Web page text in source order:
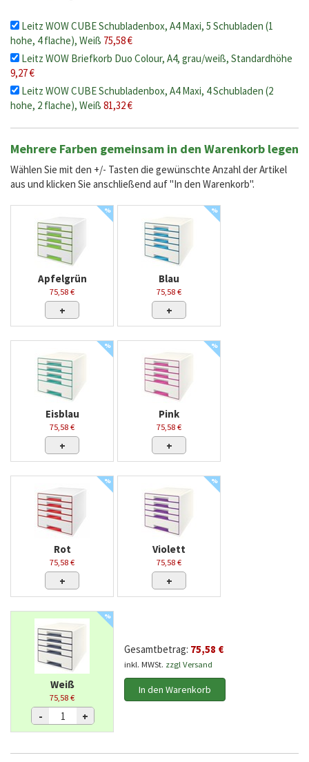
Leitz WOW CUBE Schubladenbox, A4 Maxi, 5 Schubladen (1
hohe, 4 flache), Weiß 75,58 €
Leitz WOW Briefkorb Duo Colour, A4, grau/weiß, Standardhöhe
9,27 €
Leitz WOW CUBE Schubladenbox, A4 Maxi, 4 Schubladen (2
hohe, 2 flache), Weiß 81,32 €
Mehrere Farben gemeinsam in den Warenkorb legen
Wählen Sie mit den +/- Tasten die gewünschte Anzahl der Artikel
aus und klicken Sie anschließend auf "In den Warenkorb".
%
Apfelgrün
75,58 €
+
%
Blau
75,58 €
+
%
Eisblau
75,58 €
+
%
Pink
75,58 €
+
%
Rot
75,58 €
+
%
Violett
75,58 €
+
%
Weiß
75,58 €
- +
Gesamtbetrag: 75,58 €
inkl. MWSt. zzgl Versand
In den Warenkorb